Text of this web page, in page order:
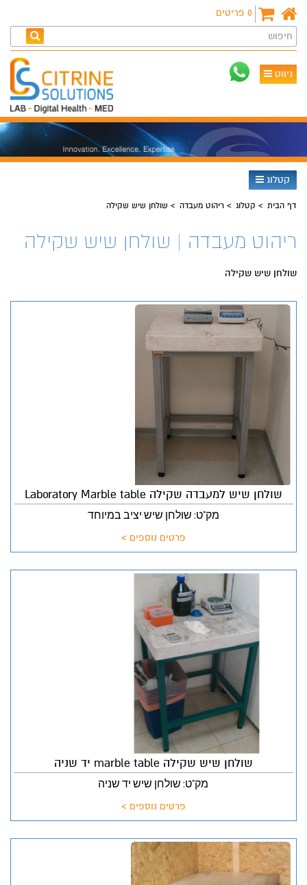
0 פריטים
חיפוש
ניווט
קטלוג
דף הבית קטלוג ריהוט מעבדה שולחן שיש שקילה
ריהוט מעבדה | שולחן שיש שקילה
שולחן שיש שקילה
שולחן שיש למעבדה שקילה Laboratory Marble table
מק"ט: שולחן שיש יציב במיוחד
פרטים נוספים >
שולחן שיש שקילה marble table יד שניה
מק"ט: שולחן שיש יד שניה
פרטים נוספים >